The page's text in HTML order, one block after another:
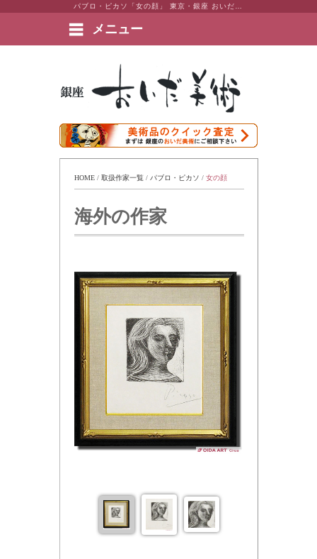
メニュー
絵画など美術品の販売と買取 | 東京・銀座 おいだ美術
HOME / 取扱作家一覧 / パブロ・ピカソ / 女の顔
海外の作家